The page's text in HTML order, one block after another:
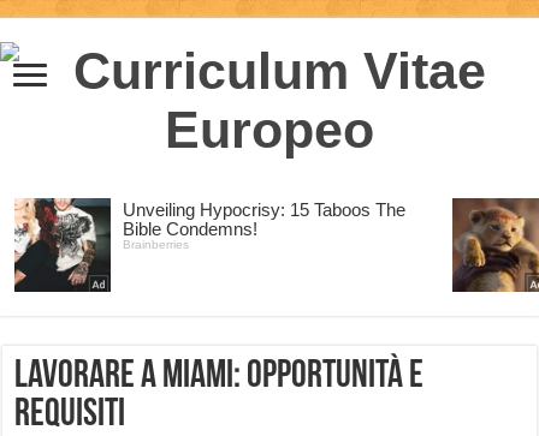
Lavorare a Miami: opportunità e
requisiti